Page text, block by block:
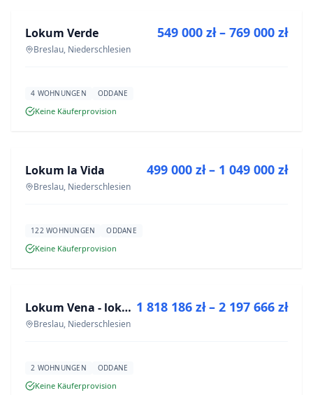
NEUBAU
Lokum Verde
Breslau, Niederschlesien
549 000 zł – 769 000 zł
4 WOHNUNGEN ODDANE
Keine Käuferprovision
NEUBAU
Lokum la Vida
Breslau, Niederschlesien
499 000 zł – 1 049 000 zł
122 WOHNUNGEN ODDANE
Keine Käuferprovision
NEUBAU Lokum Vena - lokale użytkowe
Breslau, Niederschlesien
1 818 186 zł – 2 197 666 zł
2 WOHNUNGEN ODDANE
Keine Käuferprovision